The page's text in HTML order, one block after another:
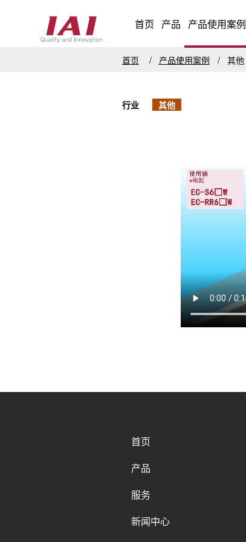
首页 产品 产品使用案例
首页
产品使用案例 其他
行业 其他
首页
产品
服务
新闻中心